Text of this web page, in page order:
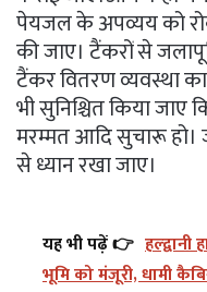
पेयजल के अपव्यय को
की जाए। टैंकरों से
टैंकर वितरण व्यवस्था
भी सुनिश्चित किया
मरम्मत आदि सुचारू हो।
से ध्यान रखा जाए।
यह भी पढ़ें 👉
भूमि को मंजूरी, धामी